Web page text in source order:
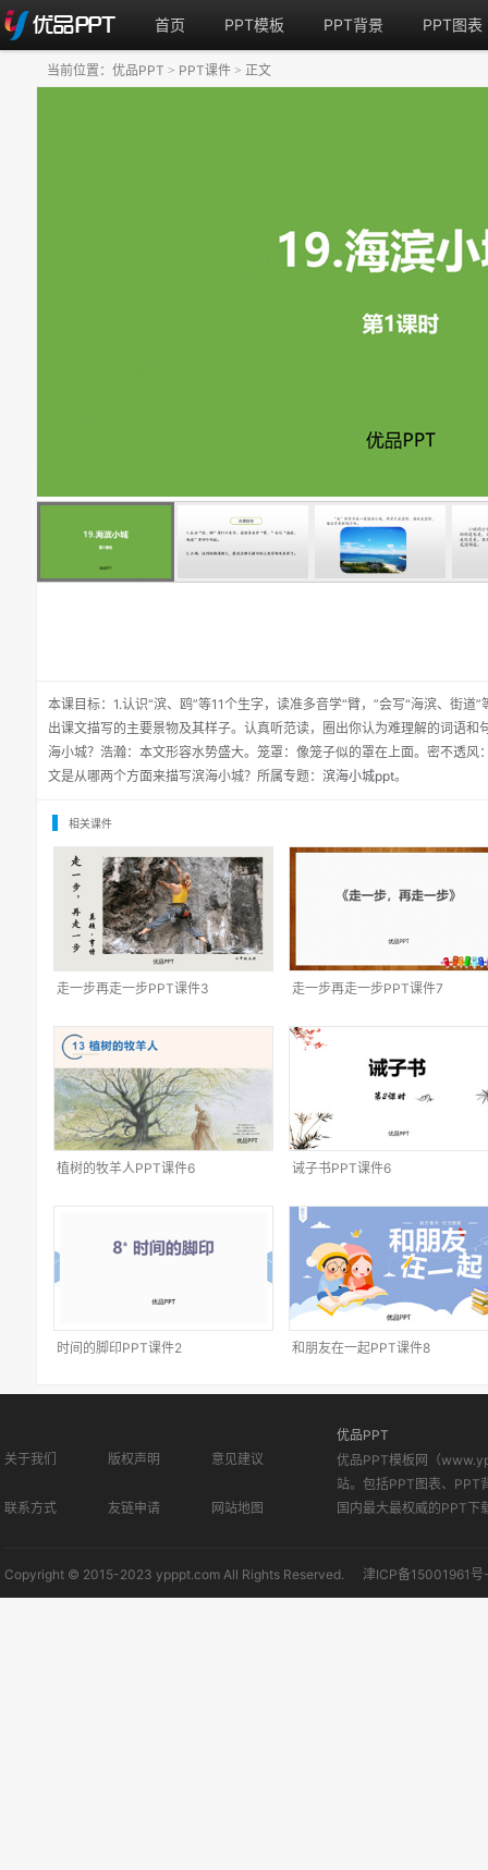
首页 PPT模板 PPT背景 PPT图表
本课目标：1.认识“滨、鸥”等11个生字，读准多音学“臂，”会写“海滨、街
出课文描写的主要景物及其样子。认真听范读，圈出你认为难理解的词语
海小城？浩瀚：本文形容水势盛大。笼罩：像笼子似的罩在上面。密不透
文是从哪两个方面来描写滨海小城？所属专题： 滨海小城ppt。
当前位置： 优品PPT > PPT课件 > 正文
相关课件
走一步再走一步PPT课件3 走一步再走一步PPT课件7
植树的牧羊人PPT课件6 诫子书PPT课件6
时间的脚印PPT课件2 和朋友在一起PPT课件8
关于我们 版权声明 意见建议
联系方式 友链申请 网站地图
优品PPT
优品PPT模板网（
站。包括PPT图表、PPT
国内最大最权威的PPT下
Copyright © 2015-2023 ypppt.com All Rights Reserved. 津ICP备15001961号